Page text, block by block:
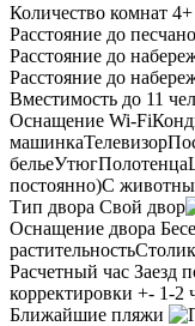
Количество комнат 4+
Расстояние до
Расстояние до
Расстояние до
Вместимость до 11
Оснащение Wi-Fi
машинкаТелевизор
бельеУтюгПолотенца
постоянно)С
Тип двора Свой двор
Оснащение двора
растительность
Расчетный час Заезд
корректировки +- 1-2
Ближайшие пляжи